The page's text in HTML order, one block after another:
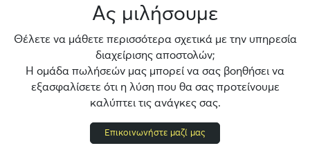
Ας μιλήσουμε
Θέλετε να μάθετε περισσότερα σχετικά με την υπηρεσία
διαχείρισης αποστολών;
Η ομάδα πωλήσεών μας μπορεί να σας βοηθήσει να
εξασφαλίσετε ότι η λύση που θα σας προτείνουμε
καλύπτει τις ανάγκες σας.
Επικοινωνήστε μαζί μας